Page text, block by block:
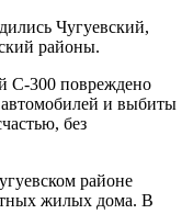
Чугуевский,
районы.
С-300 повреждено
автомобилей и выбиты
без
районе
жилых дома. В